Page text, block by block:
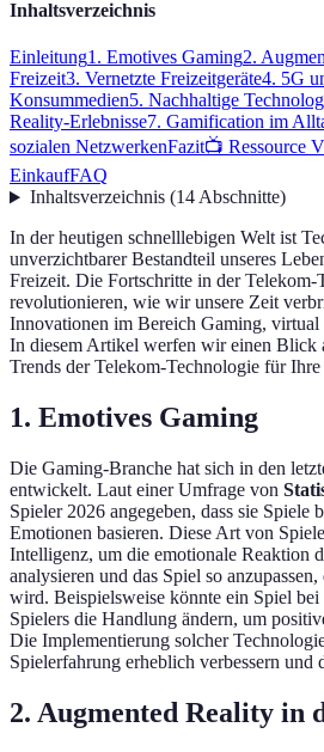
Inhaltsverzeichnis
Einleitung1. Emotives Gaming2.
Freizeit3. Vernetzte Freizeitgeräte4. 5G
Konsummedien5. Nachhaltige
Reality-Erlebnisse7. Gamification im
sozialen NetzwerkenFazit📺 Ressource
EinkaufFAQ
Inhaltsverzeichnis(14Abschnitte)
In der heutigen schnelllebigen Welt ist
unverzichtbarer Bestandteil unseres
Freizeit. Die Fortschritte in der Telekom-
revolutionieren, wie wir unsere Zeit
Innovationen im Bereich Gaming, virtual
In diesem Artikel werfen wir einen Blick
Trends der Telekom-Technologie für
1. Emotives Gaming
Die Gaming-Branche hat sich in den
entwickelt. Laut einer Umfrage von
Spieler 2026 angegeben, dass sie Spiele
Emotionen basieren. Diese Art von
Intelligenz, um die emotionale Reaktion
analysieren und das Spiel so anzupassen,
wird. Beispielsweise könnte ein Spiel
Spielers die Handlung ändern, um
Die Implementierung solcher
Spielerfahrung erheblich verbessern und
2. Augmented Reality in